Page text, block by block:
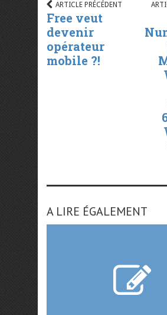
ARTICLE PRÉCÉDENT
Free veut
devenir
opérateur
mobile ?!
A LIRE ÉGALEMENT